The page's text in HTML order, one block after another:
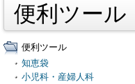
便利ツール
便利ツール
知恵袋
小児科・産婦人科